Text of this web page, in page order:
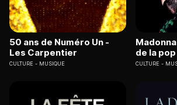
50 ans de Numéro Un -
Les Carpentier
CULTURE MUSIQUE
de la pop
CULTURE